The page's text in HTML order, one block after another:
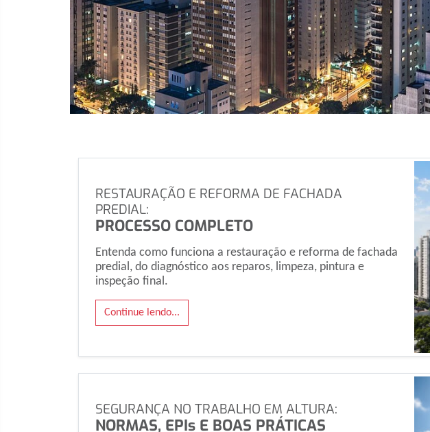
RESTAURAÇÃO E REFORMA DE FACHADA
PREDIAL:
PROCESSO COMPLETO
Entenda como funciona a restauração e reforma de fachada
predial, do diagnóstico aos reparos, limpeza, pintura e
inspeção final.
Continue lendo...
SEGURANÇA NO TRABALHO EM ALTURA:
NORMAS, EPIs E BOAS PRÁTICAS